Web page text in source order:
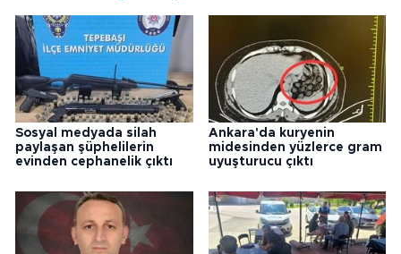
Sosyal medyada silah
paylaşan şüphelilerin
evinden cephanelik çıktı
Ankara'da kuryenin
midesinden yüzlerce gram
uyuşturucu çıktı